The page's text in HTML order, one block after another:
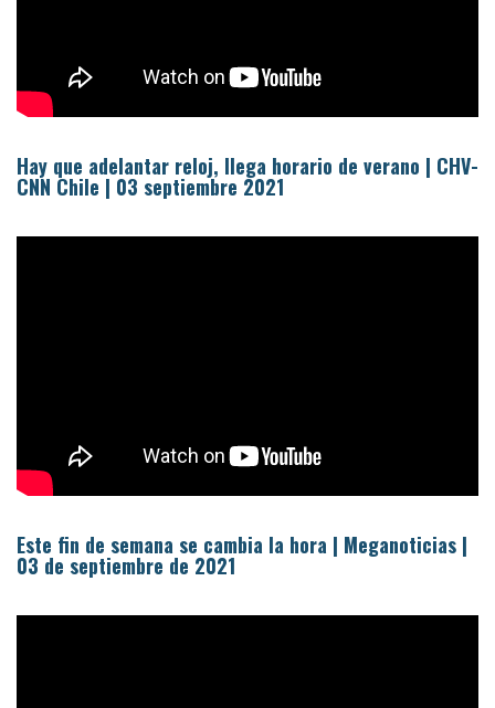
Hay que adelantar reloj, llega horario de verano | CHV-
CNN Chile | 03 septiembre 2021
Este fin de semana se cambia la hora | Meganoticias |
03 de septiembre de 2021